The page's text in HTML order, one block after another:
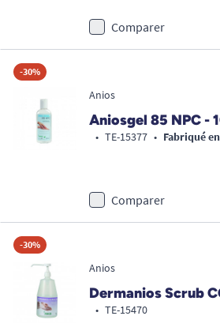
Comparer
-30%
Anios
Aniosgel 85 NPC -
• TE-15377 • Fabriqué
Comparer
-30%
Anios
Dermanios Scrub
• TE-15470